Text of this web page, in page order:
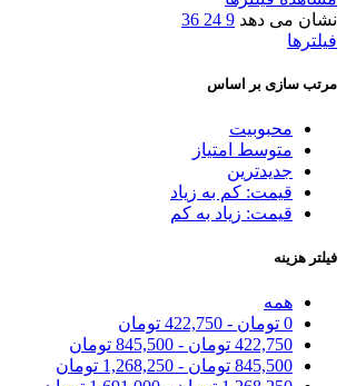
نشان می دهد 9
24
36
فیلترها
مرتب سازی بر اساس
محبوبیت
متوسط امتیاز
جدیدترین
قیمت: کم به زیاد
قیمت: زیاد به کم
فیلتر هزینه
همه
0 تومان -
422,750 تومان
422,750 تومان -
845,500 تومان
845,500 تومان -
1,268,250 تومان